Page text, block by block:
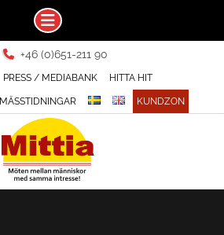
+46 (0)651-211 90
PRESS / MEDIABANK HITTA HIT
MÄSSTIDNINGAR KUNDZON